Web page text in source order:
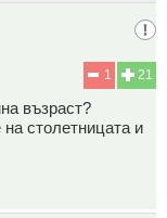
21
1
възраст?
столетницата и